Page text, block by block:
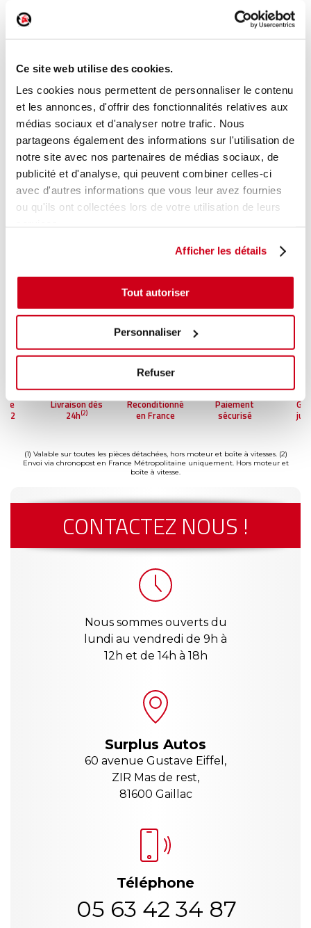
Ce site web utilise des cookies.
Les cookies nous permettent de personnaliser le contenu
et les annonces, d'offrir des fonctionnalités relatives aux
médias sociaux et d'analyser notre trafic. Nous
partageons également des informations sur l'utilisation de
notre site avec nos partenaires de médias sociaux, de
publicité et d'analyse, qui peuvent combiner celles-ci
avec d'autres informations que vous leur avez fournies
ou qu'ils ont collectées lors de votre utilisation de leurs
Afficher les détails
Tout autoriser
Personnaliser
Refuser
Poignée intérieure porte arrière droite
Réf. constructeur :6920533090B0
Modèle d'origine : TOYOTA RAV4 - 3 2006 - 200911
Modèle de provenance
Caractéristiques techniques
En stock 15,00 € TTC
AJOUTER AU PANIER
2
Livraison dès
24h(2)
Reconditionné
en France
Paiement
sécurisé
(1) Valable sur toutes les pièces détachées, hors moteur et boîte à vitesses. (2)
Envoi via chronopost en France Métropolitaine uniquement. Hors moteur et
boîte à vitesse.
CONTACTEZ NOUS !
Nous sommes ouverts du
lundi au vendredi de 9h à
12h et de 14h à 18h
Surplus Autos
60 avenue Gustave Eiffel,
ZIR Mas de rest,
81600 Gaillac
Téléphone
05 63 42 34 87